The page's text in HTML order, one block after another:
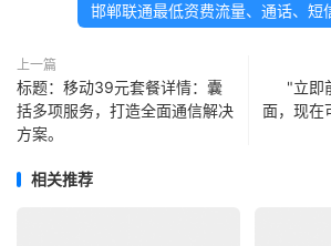
邯郸联通最低资费流量、通话、短
上一篇
标题：移动39元套餐详情：囊
括多项服务，打造全面通信解决
方案。
"立即
面，现在
相关推荐